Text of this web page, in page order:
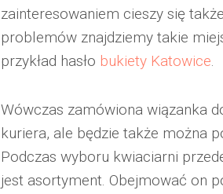
zainteresowaniem cieszy się
problemów znajdziemy takie
przykład hasło bukiety Katowice.
Wówczas zamówiona wiązanka
kuriera, ale będzie także można
Podczas wyboru kwiaciarni
jest asortyment. Obejmować on